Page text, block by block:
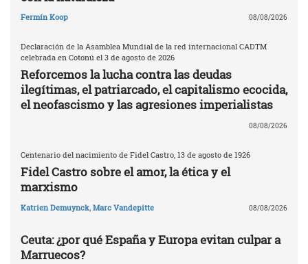
Fermín Koop 08/08/2026
Declaración de la Asamblea Mundial de la red internacional CADTM
celebrada en Cotonú el 3 de agosto de 2026
Reforcemos la lucha contra las deudas
ilegítimas, el patriarcado, el capitalismo ecocida,
el neofascismo y las agresiones imperialistas
08/08/2026
Centenario del nacimiento de Fidel Castro, 13 de agosto de 1926
Fidel Castro sobre el amor, la ética y el
marxismo
Katrien Demuynck, Marc Vandepitte 08/08/2026
Ceuta: ¿por qué España y Europa evitan culpar a
Marruecos?